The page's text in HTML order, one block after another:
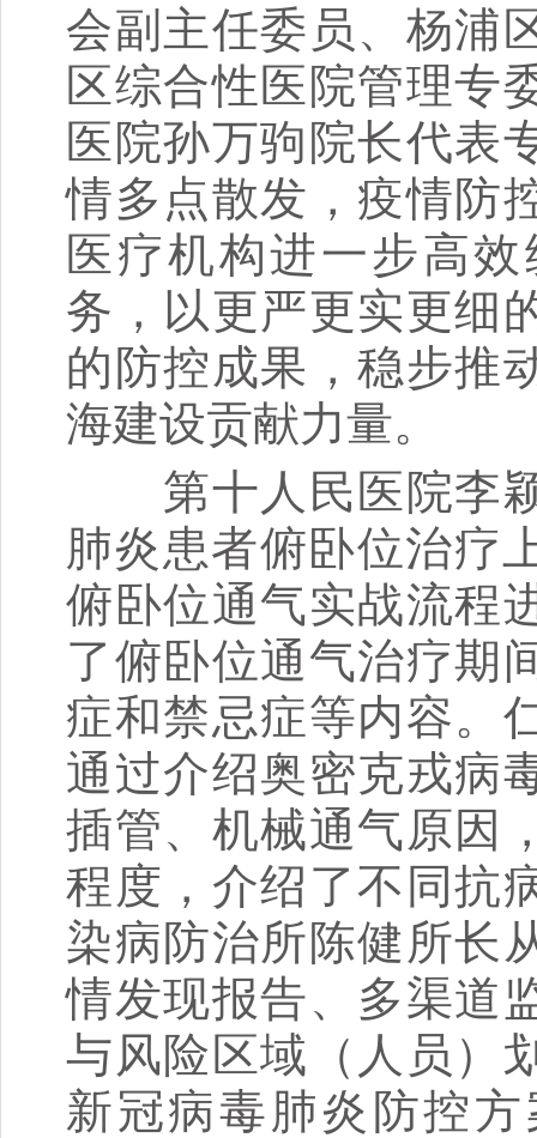
会副主任委员、杨浦
区综合性医院管理专
医院孙万驹院长代表
情多点散发，疫情防
医疗机构进一步高
务，以更严更实更细
的防控成果，稳步推
海建设贡献力量。
第十人民医院李颖
肺炎患者俯卧位治疗
俯卧位通气实战流程
了俯卧位通气治疗期
症和禁忌症等内容。
通过介绍奥密克戎病
插管、机械通气原因
程度，介绍了不同抗
染病防治所陈健所长
情发现报告、多渠道
与风险区域（人员）
新冠病毒肺炎防控